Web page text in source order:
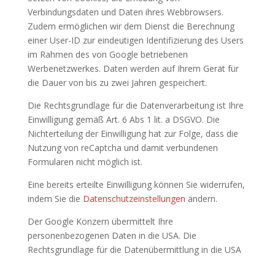
Verbindungsdaten und Daten ihres Webbrowsers.
Zudem ermöglichen wir dem Dienst die Berechnung
einer User-ID zur eindeutigen Identifizierung des Users
im Rahmen des von Google betriebenen
Werbenetzwerkes. Daten werden auf Ihrem Gerät für
die Dauer von bis zu zwei Jahren gespeichert.
Die Rechtsgrundlage für die Datenverarbeitung ist Ihre
Einwilligung gemäß Art. 6 Abs 1 lit. a DSGVO. Die
Nichterteilung der Einwilligung hat zur Folge, dass die
Nutzung von reCaptcha und damit verbundenen
Formularen nicht möglich ist.
Eine bereits erteilte Einwilligung können Sie widerrufen,
indem Sie die Datenschutzeinstellungen ändern.
Der Google Konzern übermittelt Ihre
personenbezogenen Daten in die USA. Die
Rechtsgrundlage für die Datenübermittlung in die USA